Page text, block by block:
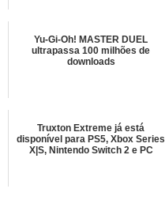
Yu-Gi-Oh! MASTER DUEL
ultrapassa 100 milhões de
downloads
Truxton Extreme já está
disponível para PS5, Xbox Series
X|S, Nintendo Switch 2 e PC